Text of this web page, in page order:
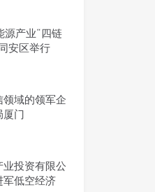
源产业“四链
安区举行
领域的领军企
厦门
业投资有限公
军低空经济